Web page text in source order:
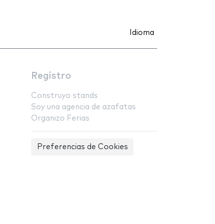
Idioma
Registro
Construyo stands
Soy una agencia de azafatas
Organizo Ferias
Preferencias de Cookies